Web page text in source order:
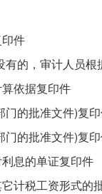
件
的，审计人员
依据复印件
门的批准文件)复
门的批准文件)复
息的单证复印件
计税工资形式的